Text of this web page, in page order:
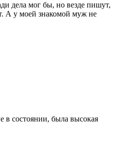
дела мог бы, но везде пишут,
А у моей знакомой муж не
в состоянии, была высокая